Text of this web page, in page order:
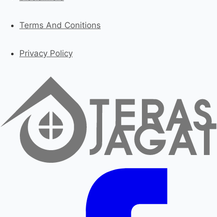
Terms And Conitions
Privacy Policy